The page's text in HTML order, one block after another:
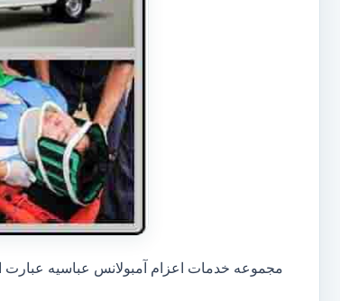
مجموعه خدمات اعزام آمبولانس عباسیه عبارت